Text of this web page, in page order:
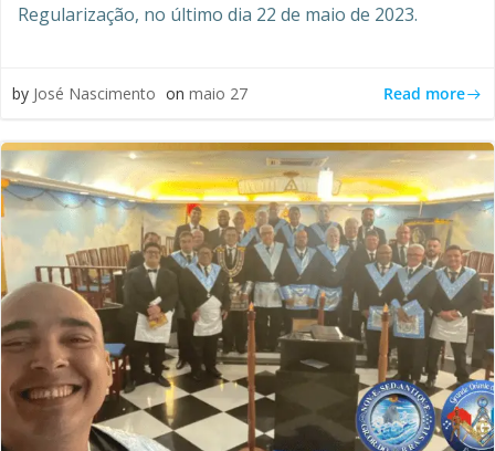
Regularização, no último dia 22 de maio de 2023.
by José Nascimento on maio 27 Read more